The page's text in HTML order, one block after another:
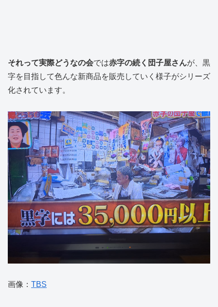
それって実際どうなの会では赤字の続く団子屋さんが、黒
字を目指して色んな新商品を販売していく様子がシリーズ
化されています。
画像： TBS